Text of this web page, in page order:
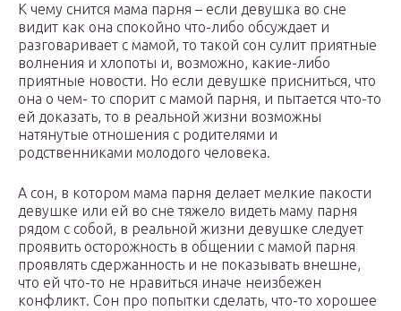
К чему снится мама парня – если девушка во сне
видит как она спокойно что-либо обсуждает и
разговаривает с мамой, то такой сон сулит приятные
волнения и хлопоты и, возможно, какие-либо
приятные новости. Но если девушке присниться, что
она о чем- то спорит с мамой парня, и пытается что-то
ей доказать, то в реальной жизни возможны
натянутые отношения с родителями и
родственниками молодого человека.
А сон, в котором мама парня делает мелкие пакости
девушке или ей во сне тяжело видеть маму парня
рядом с собой, в реальной жизни девушке следует
проявить осторожность в общении с мамой парня
проявлять сдержанность и не показывать внешне,
что ей что-то не нравиться иначе неизбежен
конфликт. Сон про попытки сделать, что-то хорошее